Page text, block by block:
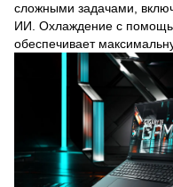
сложными задачами,
ИИ. Охлаждение с
обеспечивает